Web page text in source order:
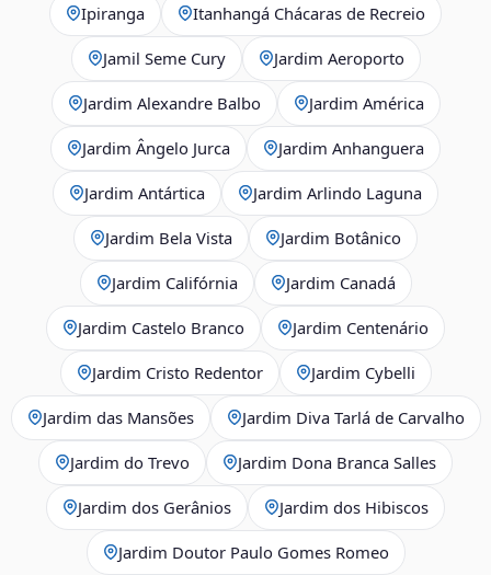
Ipiranga Itanhangá Chácaras de Recreio
Jamil Seme Cury Jardim Aeroporto
Jardim Alexandre Balbo Jardim América
Jardim Ângelo Jurca Jardim Anhanguera
Jardim Antártica Jardim Arlindo Laguna
Jardim Bela Vista Jardim Botânico
Jardim Califórnia Jardim Canadá
Jardim Castelo Branco Jardim Centenário
Jardim Cristo Redentor Jardim Cybelli
Jardim das Mansões Jardim Diva Tarlá de Carvalho
Jardim do Trevo Jardim Dona Branca Salles
Jardim dos Gerânios Jardim dos Hibiscos
Jardim Doutor Paulo Gomes Romeo